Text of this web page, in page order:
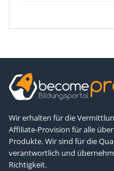
Wir erhalten für die
Affiliate-Provision für alle
Produkte. Wir sind für die
verantwortlich und
Richtigkeit.